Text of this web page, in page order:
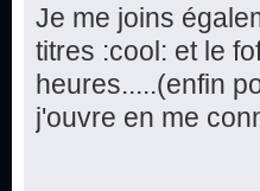
Je me joins
titres :cool: et le
heures.....(enfin
j'ouvre en me